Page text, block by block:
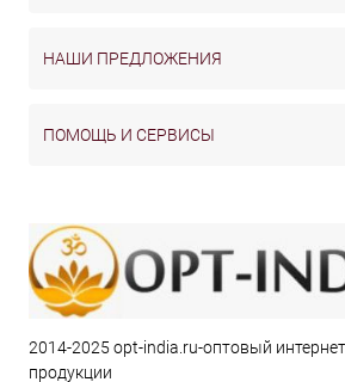
НАШИ ПРЕДЛОЖЕНИЯ
ПОМОЩЬ И СЕРВИСЫ
2014-2025 opt-india.ru-оптовый
продукции